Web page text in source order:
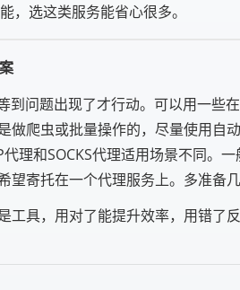
，选这类服务能省心很多。
到问题出现了才行动。可以用一些
做爬虫或批量操作的，尽量使用自
代理和SOCKS代理适用场景不同。
望寄托在一个代理服务上。多准备
工具，用对了能提升效率，用错了